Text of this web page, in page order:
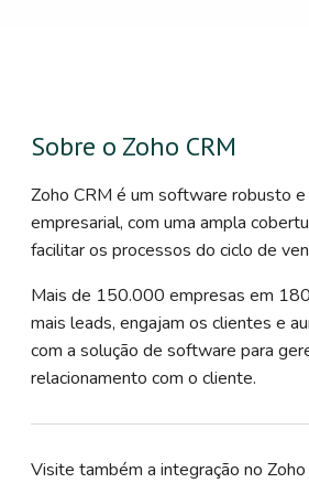
Sobre o Zoho CRM
Zoho CRM é um software robusto
empresarial, com uma ampla
facilitar os processos do ciclo de
Mais de 150.000 empresas em
mais leads, engajam os clientes e
com a solução de software para
relacionamento com o cliente.
Visite também a integração no